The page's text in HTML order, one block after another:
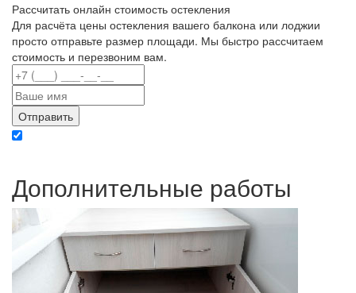
Рассчитать онлайн стоимость остекления
Для расчёта цены остекления вашего балкона или лоджии
просто отправьте размер площади. Мы быстро рассчитаем
стоимость и перезвоним вам.
Дополнительные работы